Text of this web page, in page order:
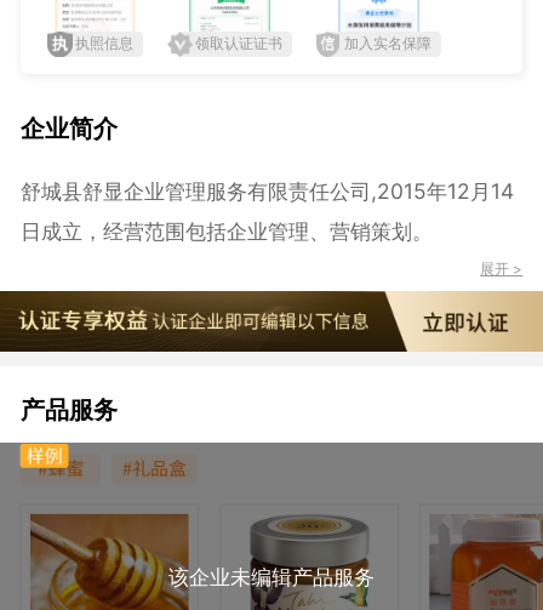
执照信息 领取认证证书 加入实名保障
企业简介
舒城县舒显企业管理服务有限责任公司,2015年12月14
日成立，经营范围包括企业管理、营销策划。
展开 >
产品服务
该企业未编辑产品服务